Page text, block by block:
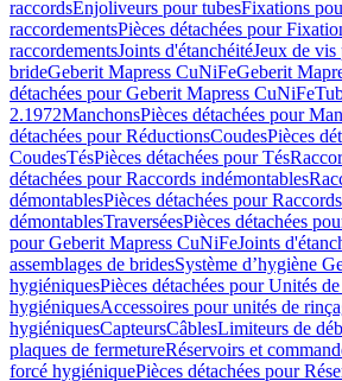
raccordsEnjoliveurs pour tubesFixations
raccordementsPièces détachées pour
raccordementsJoints d'étanchéitéJeux de vis
brideGeberit Mapress CuNiFeGeberit
détachées pour Geberit Mapress CuNiFe
2.1972ManchonsPièces détachées pour
détachées pour RéductionsCoudesPièces
CoudesTésPièces détachées pour Tés
détachées pour Raccords indémontables
démontablesPièces détachées pour
démontablesTraverséesPièces détachées
pour Geberit Mapress CuNiFeJoints
assemblages de bridesSystème d’hygiène
hygiéniquesPièces détachées pour Unités
hygiéniquesAccessoires pour unités de
hygiéniquesCapteursCâblesLimiteurs de
plaques de fermetureRéservoirs et
forcé hygiéniquePièces détachées pour